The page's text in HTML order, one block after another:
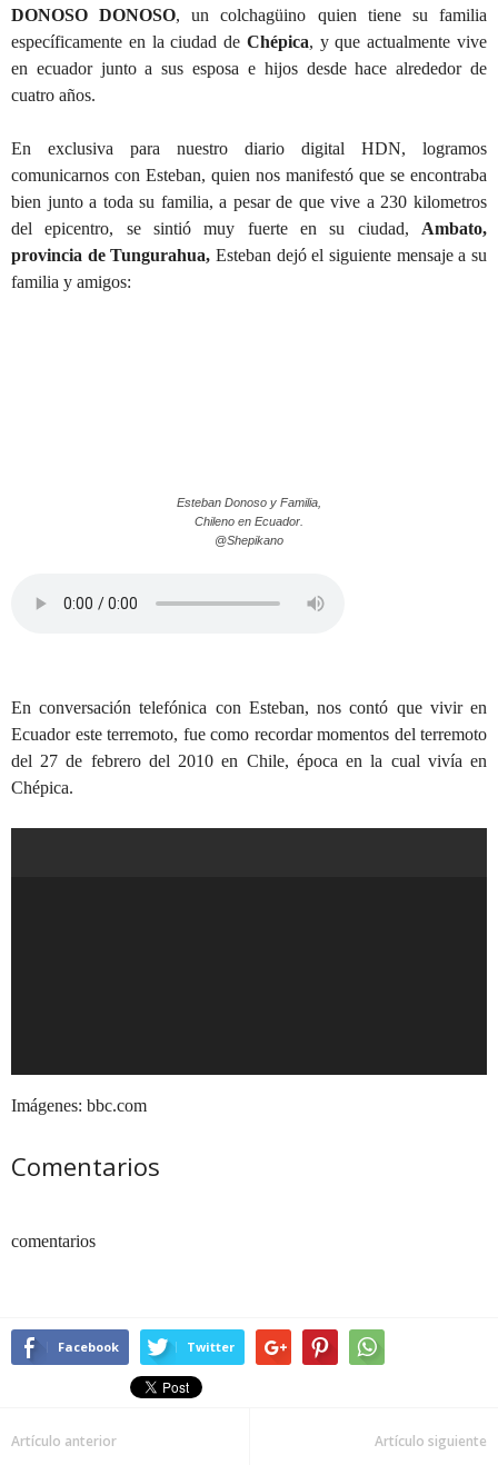
DONOSO DONOSO, un colchagüino quien tiene su familia
específicamente en la ciudad de Chépica, y que actualmente vive
en ecuador junto a sus esposa e hijos desde hace alrededor de
cuatro años.
En exclusiva para nuestro diario digital HDN, logramos
comunicarnos con Esteban, quien nos manifestó que se encontraba
bien junto a toda su familia, a pesar de que vive a 230 kilometros
del epicentro, se sintió muy fuerte en su ciudad, Ambato,
provincia de Tungurahua, Esteban dejó el siguiente mensaje a su
familia y amigos:
Esteban Donoso y Familia,
Chileno en Ecuador.
@Shepikano
En conversación telefónica con Esteban, nos contó que vivir en
Ecuador este terremoto, fue como recordar momentos del terremoto
del 27 de febrero del 2010 en Chile, época en la cual vivía en
Chépica.
Imágenes: bbc.com
Comentarios
comentarios
Facebook Twitter
Artículo anterior Artículo siguiente